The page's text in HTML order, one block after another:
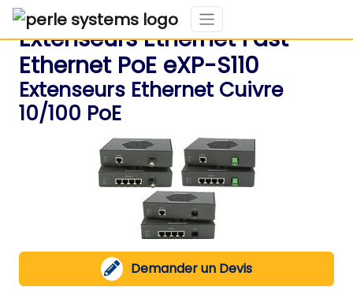
Extenseurs Ethernet Fast
Ethernet PoE eXP-S110
Extenseurs Ethernet Cuivre
10/100 PoE
Demander un Devis